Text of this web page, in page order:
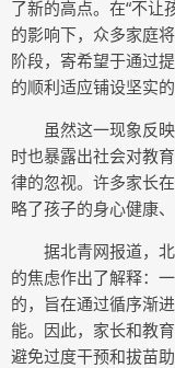
了新的高点。在“不让
的影响下，众多家庭
阶段，寄希望于通过
的顺利适应铺设坚实的
虽然这一现象反
时也暴露出社会对教
律的忽视。许多家长
略了孩子的身心健康
据北青网报道，
的焦虑作出了解释：
的，旨在通过循序渐
能。因此，家长和教
避免过度干预和拔苗助